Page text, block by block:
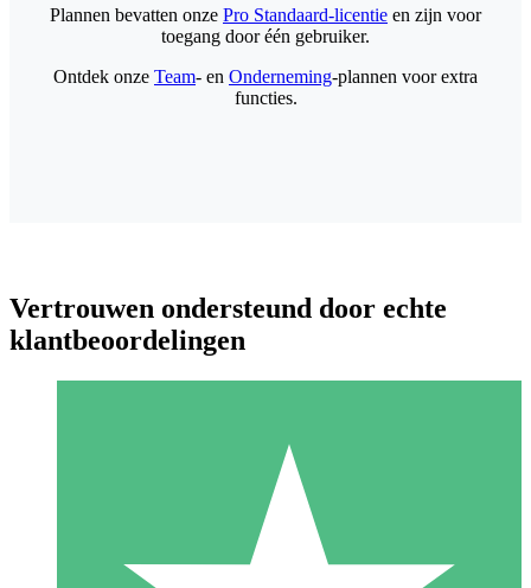
Individuele Creditpakketten
Betaal per gebruik met downloadtegoeden. Geen maandelijkse
Plannen bevatten onze Pro Standaard-licentie en zijn voor
toegang door één gebruiker.
Ontdek onze Team- en Onderneming-plannen voor extra
functies.
Vertrouwen ondersteund door echte
klantbeoordelingen